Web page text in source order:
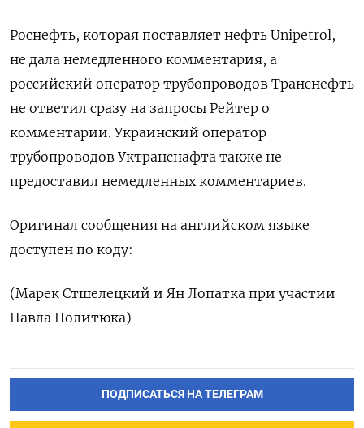
Роснефть, которая поставляет нефть Unipetrol,
не дала немедленного комментария, а
российский оператор трубопроводов Транснефть
не ответил сразу на запросы Рейтер о
комментарии. Украинский оператор
трубопроводов Уктранснафта также не
предоставил немедленных комментариев.
Оригинал сообщения на английском языке
доступен по коду:
(Марек Стшелецкий и Ян Лопатка при участии
Павла Политюка)
ПОДПИСАТЬСЯ НА ТЕЛЕГРАМ